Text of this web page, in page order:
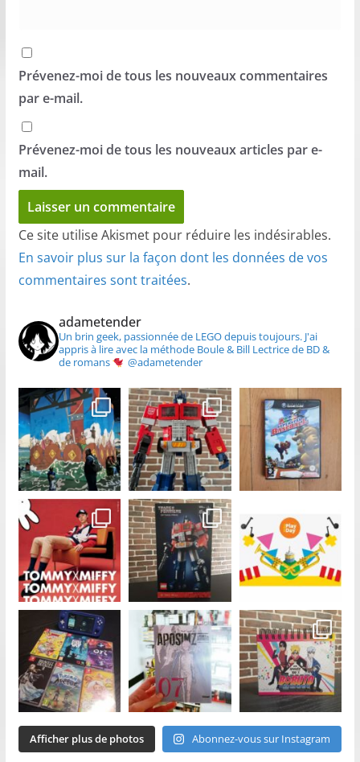
Prévenez-moi de tous les nouveaux commentaires
par e-mail.
Prévenez-moi de tous les nouveaux articles par e-
mail.
Ce site utilise Akismet pour réduire les indésirables.
En savoir plus sur la façon dont les données de vos
commentaires sont traitées.
adametender
Un brin geek, passionnée de LEGO depuis toujours.J'ai
appris à lire avec la méthode Boule & Bill Lectrice de BD &
de romans
@adametender
Afficher plus de photos Abonnez-vous sur Instagram